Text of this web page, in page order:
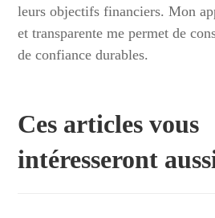
leurs objectifs financiers. Mon
et transparente me permet de
de confiance durables.
Ces articles vous
intéresseront